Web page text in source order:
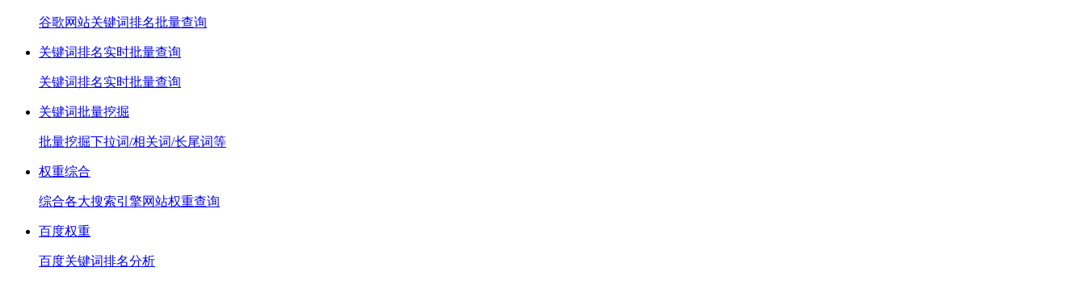
谷歌网站关键词排名批量查询
关键词排名实时批量查询
关键词排名实时批量查询
关键词批量挖掘
批量挖掘下拉词/相关词/长尾词等
权重综合
综合各大搜索引擎网站权重查询
百度权重
百度关键词排名分析